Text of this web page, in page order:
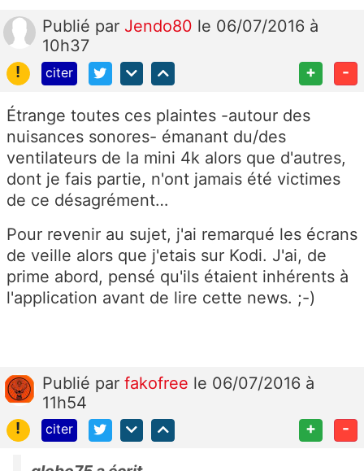
Publié par Jendo80 le 06/07/2016 à
10h37
!
citer + -
Étrange toutes ces plaintes -autour des
nuisances sonores- émanant du/des
ventilateurs de la mini 4k alors que d'autres,
dont je fais partie, n'ont jamais été victimes
de ce désagrément…
Pour revenir au sujet, j'ai remarqué les écrans
de veille alors que j'etais sur Kodi. J'ai, de
prime abord, pensé qu'ils étaient inhérents à
l'application avant de lire cette news. ;-)
Publié par fakofree le 06/07/2016 à
11h54
!
citer + -